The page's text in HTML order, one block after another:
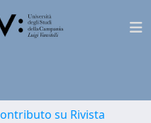
su Rivista